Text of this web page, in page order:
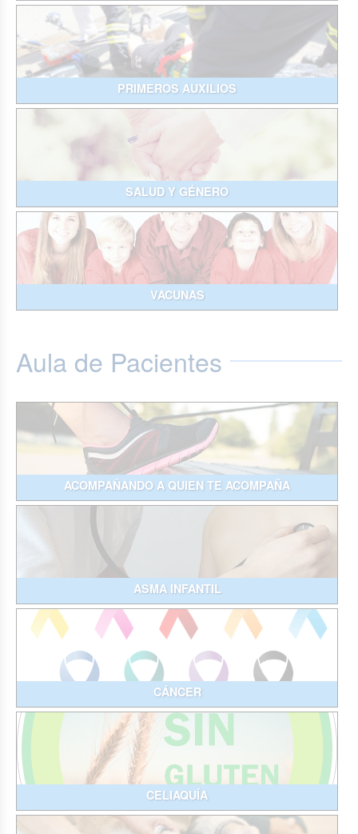
PRIMEROS AUXILIOS
SALUD Y GÉNERO
VACUNAS
Aula de Pacientes
ACOMPAÑANDO A QUIEN TE ACOMPAÑA
ASMA INFANTIL
CÁNCER
CELIAQUÍA